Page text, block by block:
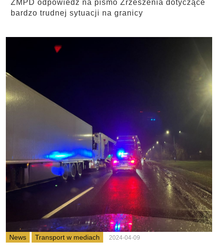
ZMPD odpowiedź na pismo Zrzeszenia dotyczące
bardzo trudnej sytuacji na granicy
News Transport w mediach 2024-04-09